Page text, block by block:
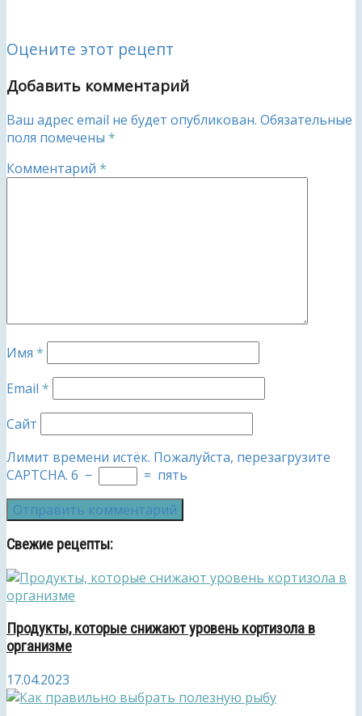
Оцените этот рецепт
Добавить комментарий
Ваш адрес email не будет опубликован. Обязательные
поля помечены *
Комментарий *
Имя *
Email *
Сайт
Лимит времени истёк. Пожалуйста, перезагрузите
CAPTCHA. 6 − = пять
Свежие рецепты:
Продукты, которые снижают уровень кортизола в
организме
17.04.2023